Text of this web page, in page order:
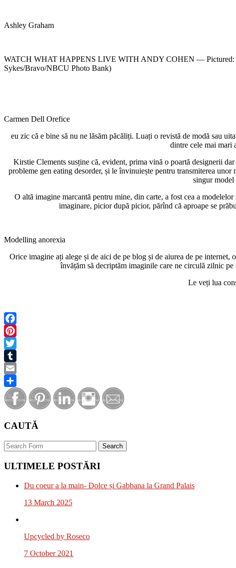
Ashley Graham
WATCH WHAT HAPPENS LIVE WITH ANDY COHEN — Pictured:
Sykes/Bravo/NBCU Photo Bank)
Carmen Dell Orefice
eu zic că e bine să nu ne lăsăm păcăliți. Luați o revistă de modă sau
dintre cele mai mari
Kirstie Clements susține că, evident, prima vină o poartă designerii
probleme gen eating desorder, și le învinuiește pentru transmiterea
singur model
O altă imagine marcantă pentru mine, din carte, a fost cea a
imaginare, picior după picior, părînd că aproape se
Modelling anorexia
Orice imagine ați alege și de aici de pe blog și de aiurea de pe
învățăm să decriptăm imaginile care ne circulă zilnic
Le veți lua
Facebook
Pinterest
Twitter
Tumblr
Email
Share
CAUTĂ
Search
ULTIMELE POSTĂRI
Du coeur a la main- Dolce și Gabbana la Grand Palais
13 March 2025
Upcycled by Roseco
7 October 2021